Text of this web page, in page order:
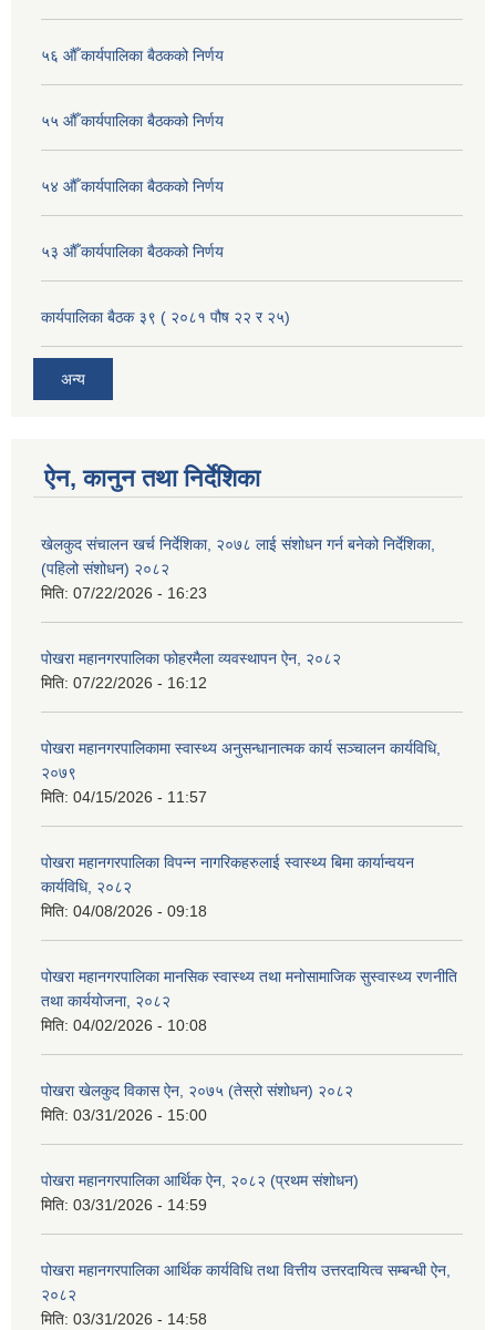
५६ औँ कार्यपालिका बैठकको निर्णय
५५ औँ कार्यपालिका बैठकको निर्णय
५४ औँ कार्यपालिका बैठकको निर्णय
५३ औँ कार्यपालिका बैठकको निर्णय
कार्यपालिका बैठक ३९ ( २०८१ पौष २२ र २५)
अन्य
ऐन, कानुन तथा निर्देशिका
खेलकुद संचालन खर्च निर्देशिका, २०७८ लाई संशोधन गर्न बनेको निर्देशिका,
(पहिलो संशोधन) २०८२
मिति: 07/22/2026 - 16:23
पोखरा महानगरपालिका फोहरमैला व्यवस्थापन ऐन, २०८२
मिति: 07/22/2026 - 16:12
पोखरा महानगरपालिकामा स्वास्थ्य अनुसन्धानात्मक कार्य सञ्चालन कार्यविधि,
२०७९
मिति: 04/15/2026 - 11:57
पोखरा महानगरपालिका विपन्न नागरिकहरुलाई स्वास्थ्य बिमा कार्यान्वयन
कार्यविधि, २०८२
मिति: 04/08/2026 - 09:18
पोखरा महानगरपालिका मानसिक स्वास्थ्य तथा मनोसामाजिक सुस्वास्थ्य रणनीति
तथा कार्ययोजना, २०८२
मिति: 04/02/2026 - 10:08
पोखरा खेलकुद विकास ऐन, २०७५ (तेस्रो संशोधन) २०८२
मिति: 03/31/2026 - 15:00
पोखरा महानगरपालिका आर्थिक ऐन, २०८२ (प्रथम संशोधन)
मिति: 03/31/2026 - 14:59
पोखरा महानगरपालिका आर्थिक कार्यविधि तथा वित्तीय उत्तरदायित्व सम्बन्धी ऐन,
२०८२
मिति: 03/31/2026 - 14:58